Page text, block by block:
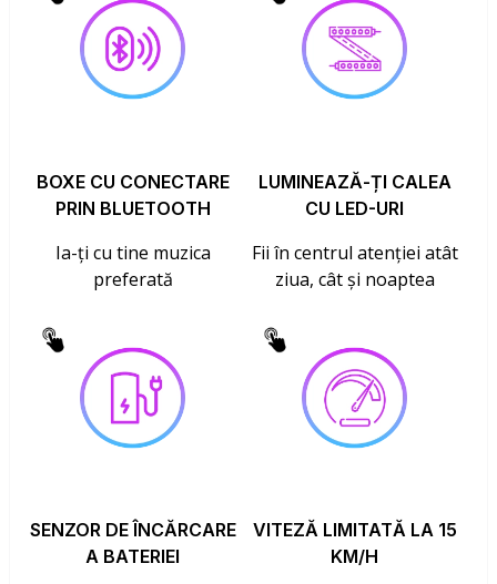
BOXE CU CONECTARE
PRIN BLUETOOTH
Ia-ți cu tine muzica
preferată
LUMINEAZĂ-ȚI CALEA
CU LED-URI
Fii în centrul atenției atât
ziua, cât și noaptea
SENZOR DE ÎNCĂRCARE
A BATERIEI
VITEZĂ LIMITATĂ LA 15
KM/H